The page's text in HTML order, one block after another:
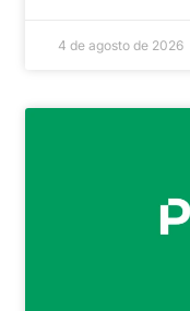
4 de agosto de 2026